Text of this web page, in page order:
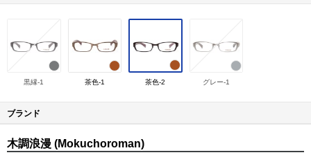
黒縁-1 茶色-1 茶色-2 グレー-1
ブランド
木調浪漫 (Mokuchoroman)